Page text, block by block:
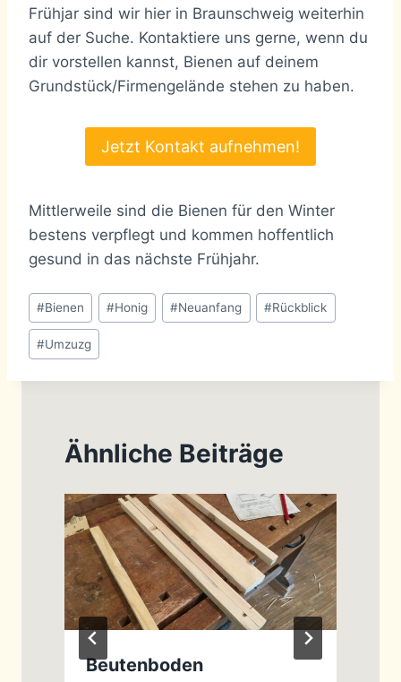
Frühjar sind wir hier in Braunschweig weiterhin
auf der Suche. Kontaktiere uns gerne, wenn du
dir vorstellen kannst, Bienen auf deinem
Grundstück/Firmengelände stehen zu haben.
Jetzt Kontakt aufnehmen!
Mittlerweile sind die Bienen für den Winter
bestens verpflegt und kommen hoffentlich
gesund in das nächste Frühjahr.
Schlagworte:
#Bienen #Honig #Neuanfang #Rückblick
#Umzuzg
Ähnliche Beiträge
Beutenboden